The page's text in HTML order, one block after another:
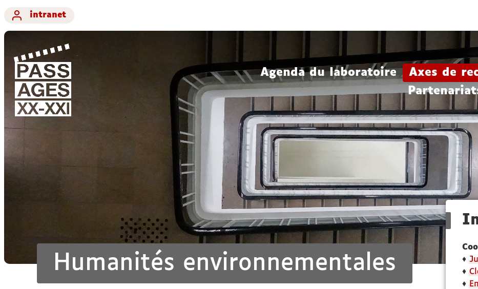
contenu
intranet
Agenda du laboratoire Axes de
Humanités environnementales
♦
♦
♦